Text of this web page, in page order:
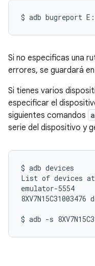
Si no especificas una
errores, se guardará
Si tienes varios
especificar el
siguientes comandos
serie del dispositivo y
$ adb devices
List of devices
emulator-5554
8XV7N15C31003476